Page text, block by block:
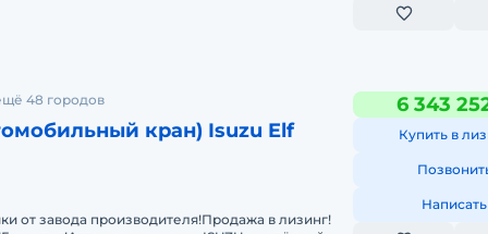
0,15° – 30°
6325 мм
5390 мм
48 городов
кран) Isuzu Elf
от завода производителя!Продажа в лизинг!
6 343
Купить в
Написать